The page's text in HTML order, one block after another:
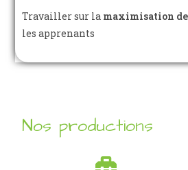
Travailler sur la maximisation
les apprenants
Nos productions